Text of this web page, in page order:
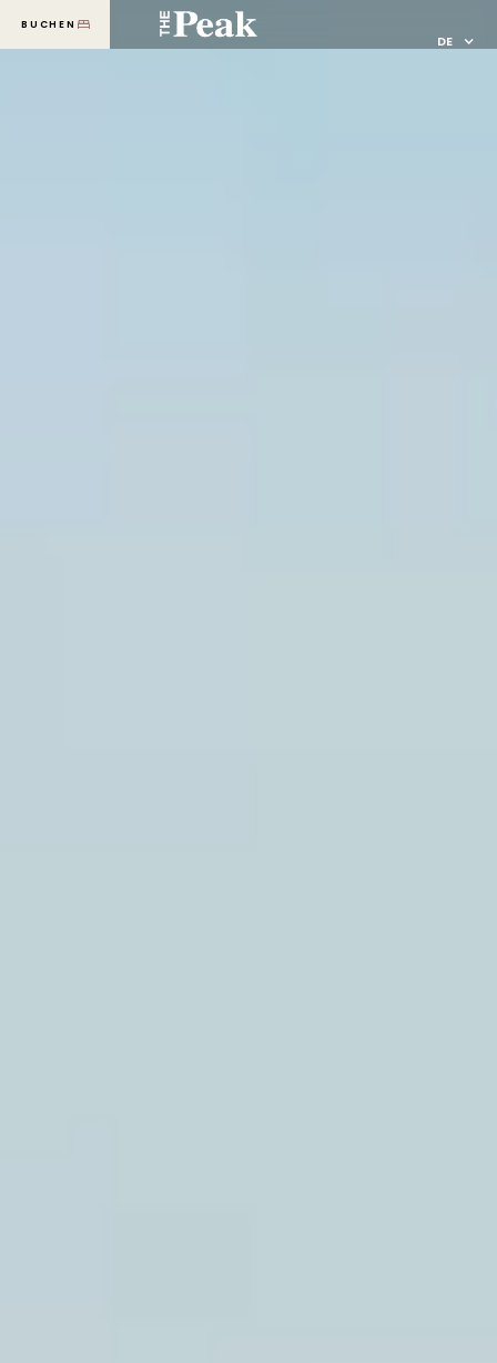
MENU
BUCHEN
DE